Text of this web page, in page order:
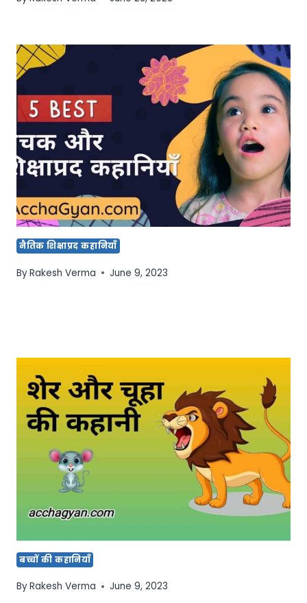
नैतिक शिक्षाप्रद कहानियाँ
ByRakesh Verma June 9, 2023
बच्चों की कहानियाँ
ByRakesh Verma June 9, 2023